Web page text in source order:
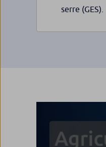
serre (GES).